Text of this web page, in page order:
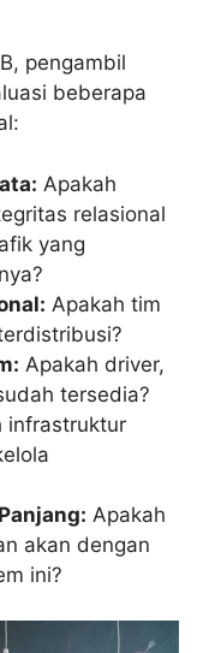
pengambil
beberapa
Apakah
relasional
yang
Apakah tim
Apakah driver,
tersedia?
infrastruktur
Apakah
akan dengan
ini?